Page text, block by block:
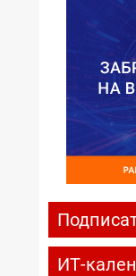
ИТ-